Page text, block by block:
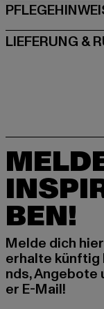
LIEFERUNG &
BEN!
Melde dich
erhalte künftig
nds, Angebote
er E-Mail!